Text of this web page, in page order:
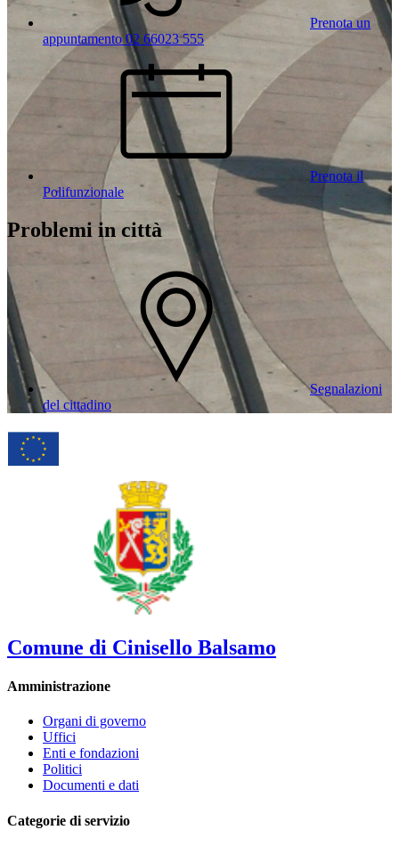
Prenota un
appuntamento 02 66023 555
Prenota il
Polifunzionale
Problemi in città
Segnalazioni
del cittadino
Comune di Cinisello Balsamo
Amministrazione
Organi di governo
Uffici
Enti e fondazioni
Politici
Documenti e dati
Categorie di servizio